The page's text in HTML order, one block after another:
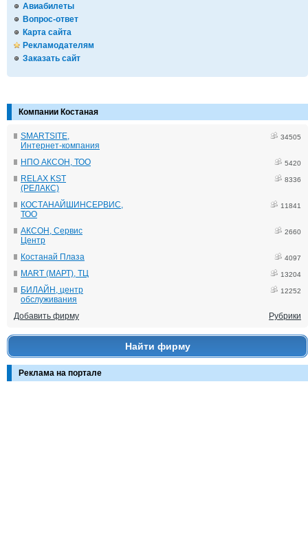
Авиабилеты
Вопрос-ответ
Карта сайта
Рекламодателям
Заказать сайт
Компании Костаная
SMARTSITE,
Интернет-компания
34505
НПО АКСОН, ТОО 5420
RELAX KST
(РЕЛАКС)
8336
КОСТАНАЙШИНСЕРВИС,
ТОО
11841
АКСОН, Сервис
Центр
2660
Костанай Плаза 4097
MART (МАРТ), ТЦ 13204
БИЛАЙН, центр
обслуживания
12252
Добавить фирму Рубрики
Найти фирму
Реклама на портале